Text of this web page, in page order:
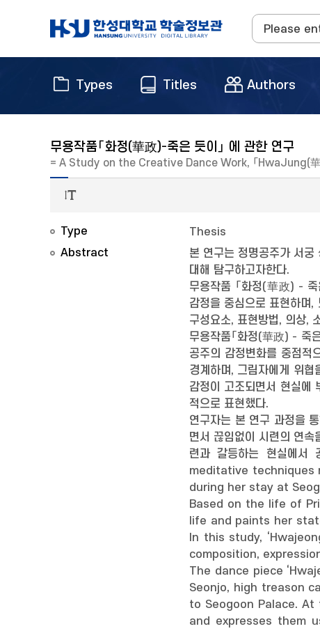
Types Titles Authors
무용작품「화정(華政)-죽은 듯이」 에 관한 연구
= A Study on the Creative Dance Work, 「HwaJung(華
Type
Thesis
Abstract
본 연구는 정명공주가 서궁
대해 탐구하고자한다.
무용작품 「화정(華政) -
감정을 중심으로 표현하며,
구성요소, 표현방법, 의상,
무용작품「화정(華政) - 죽
공주의 감정변화를 중점적
경계하며, 그림자에게 위
감정이 고조되면서 현실에
적으로 표현했다.
연구자는 본 연구 과정을
면서 끊임없이 시련의 연속
련과 갈등하는 현실에
meditative techniques
during her stay at
Based on the life of
life and paints her
In this study,
composition,
The dance piece
Seonjo, high treason
to Seogoon Palace. At
and expresses them